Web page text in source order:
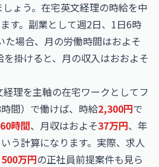
ょう。在宅英文経理の時給を中
す。副業として週2日、1日6時
た場合、月の労働時間はおよそ
を掛けると、月の収入はおおよそ
理を主軸の在宅ワークとしてフ
間）で働けば、時給2,300円で
時間、月収はおよそ37万円、年
う計算になります。実際、求人
500万円の正社員前提案件も見ら